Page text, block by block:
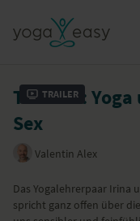
Trailer
Tutorial: Yoga
Sex
Valentin Alex
Das Yogalehrerpaar Irina
spricht ganz offen über